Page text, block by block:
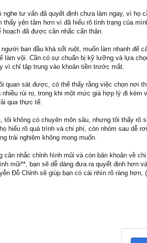
nghe tư vấn đã quyết định chưa làm ngay, vì
thấy yên tâm hơn vì đã hiểu rõ tình trạng của
hoạch đã được cân nhắc cẩn thận.
ban đầu khá sốt ruột, muốn làm nhanh để
làm vội. Cần có sự chuẩn bị kỹ lưỡng và lựa
vì chỉ tập trung vào khoản tiền trước mắt.
quan sát được, có thể thấy rằng việc chọn nơi
nhiều rủi ro, trong khi một mức giá hợp lý đi
qua thực tế.
tôi không có chuyên môn sâu, nhưng tôi thấy
hiểu rõ quá trình và chi phí, còn nhóm sau dễ
trải nghiệm không mong muốn.
cân nhắc chỉnh hình mũi và còn băn khoăn về
mũi**, bạn sẽ dễ dàng đưa ra quyết định
Đỗ Chỉnh sẽ giúp bạn có cái nhìn rõ ràng